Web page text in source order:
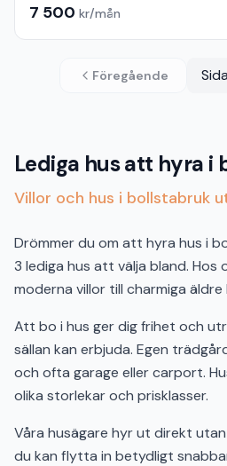
7 500 kr/mån
Föregående Sida
Lediga hus att hyra i
Villor och hus i bollstabruk
Drömmer du om att hyra hus i
3 lediga hus att välja bland. Hos
moderna villor till charmiga
Att bo i hus ger dig frihet och
sällan kan erbjuda. Egen
och ofta garage eller carport.
olika storlekar och prisklasser.
Våra husägare hyr ut direkt
du kan flytta in betydligt